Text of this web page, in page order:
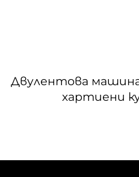
Двулентова машина
хартиени